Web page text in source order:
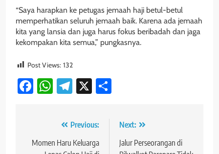
“Saya harapkan ke petugas jemaah haji betul-betul
memperhatikan seluruh jemaah baik. Karena ada jemaah
kita yang lansia dan juga harus fokus beribadah dan jaga
kekompakan kita semua,” pungkasnya.
Post Views: 132
Facebook
WhatsApp
Telegram
X
Navigasi
pos
Previous:
Momen Haru Keluarga
Next:
Jalur Perseorangan di